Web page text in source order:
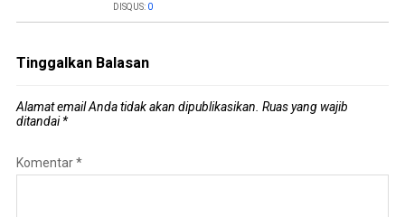
DISQUS: 0
Tinggalkan Balasan
Alamat email Anda tidak akan dipublikasikan. Ruas yang wajib
ditandai*
Komentar*